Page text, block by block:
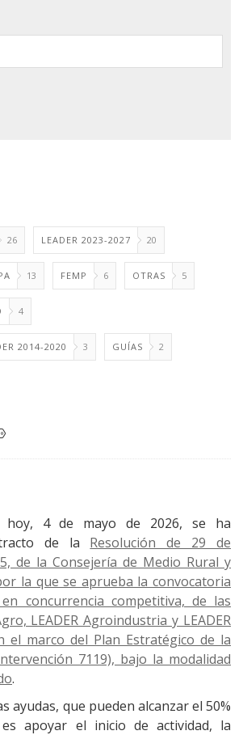
26 LEADER 2023-2027 20
13 FEMP 6 OTRAS 5
4
2014-2020 3 GUÍAS 2
hoy, 4 de mayo de 2026, se ha
de la Resolución de 29 de
de la Consejería de Medio Rural y
la que se aprueba la convocatoria
concurrencia competitiva, de las
LEADER Agroindustria y LEADER
el marco del Plan Estratégico de la
7119), bajo la modalidad
.
ayudas, que pueden alcanzar el 50%
apoyar el inicio de actividad, la